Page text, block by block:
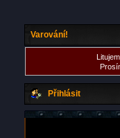
Varování!
Přihlásit